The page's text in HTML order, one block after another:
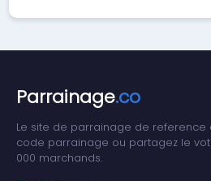
Parrainage.co
Le site de parrainage de reference
code parrainage ou partagez le
000 marchands.